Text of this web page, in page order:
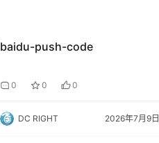
baidu-push-code
0 0 0
DC RIGHT 2026年7月9日